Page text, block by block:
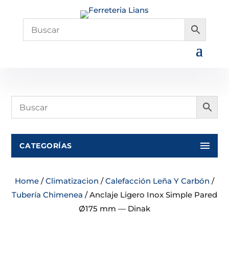
CATEGORÍAS
Home /Climatizacion /Calefacción Leña Y Carbón /
Tubería Chimenea / Anclaje Ligero Inox Simple Pared
Ø175 mm — Dinak